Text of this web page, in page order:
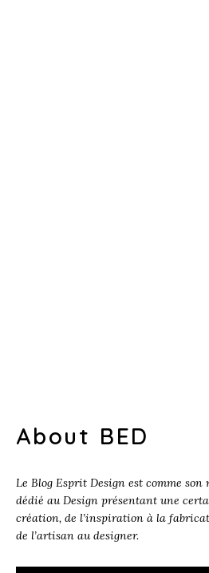
About BED
Le Blog Esprit Design est comme son
dédié au Design présentant une
création, de l’inspiration à la
de l’artisan au designer.